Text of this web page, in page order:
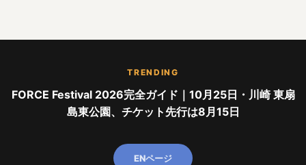
TRENDING
FORCE Festival 2026完全ガイド｜10月25日・川崎 東扇
島東公園、チケット先行は8月15日
ENページ